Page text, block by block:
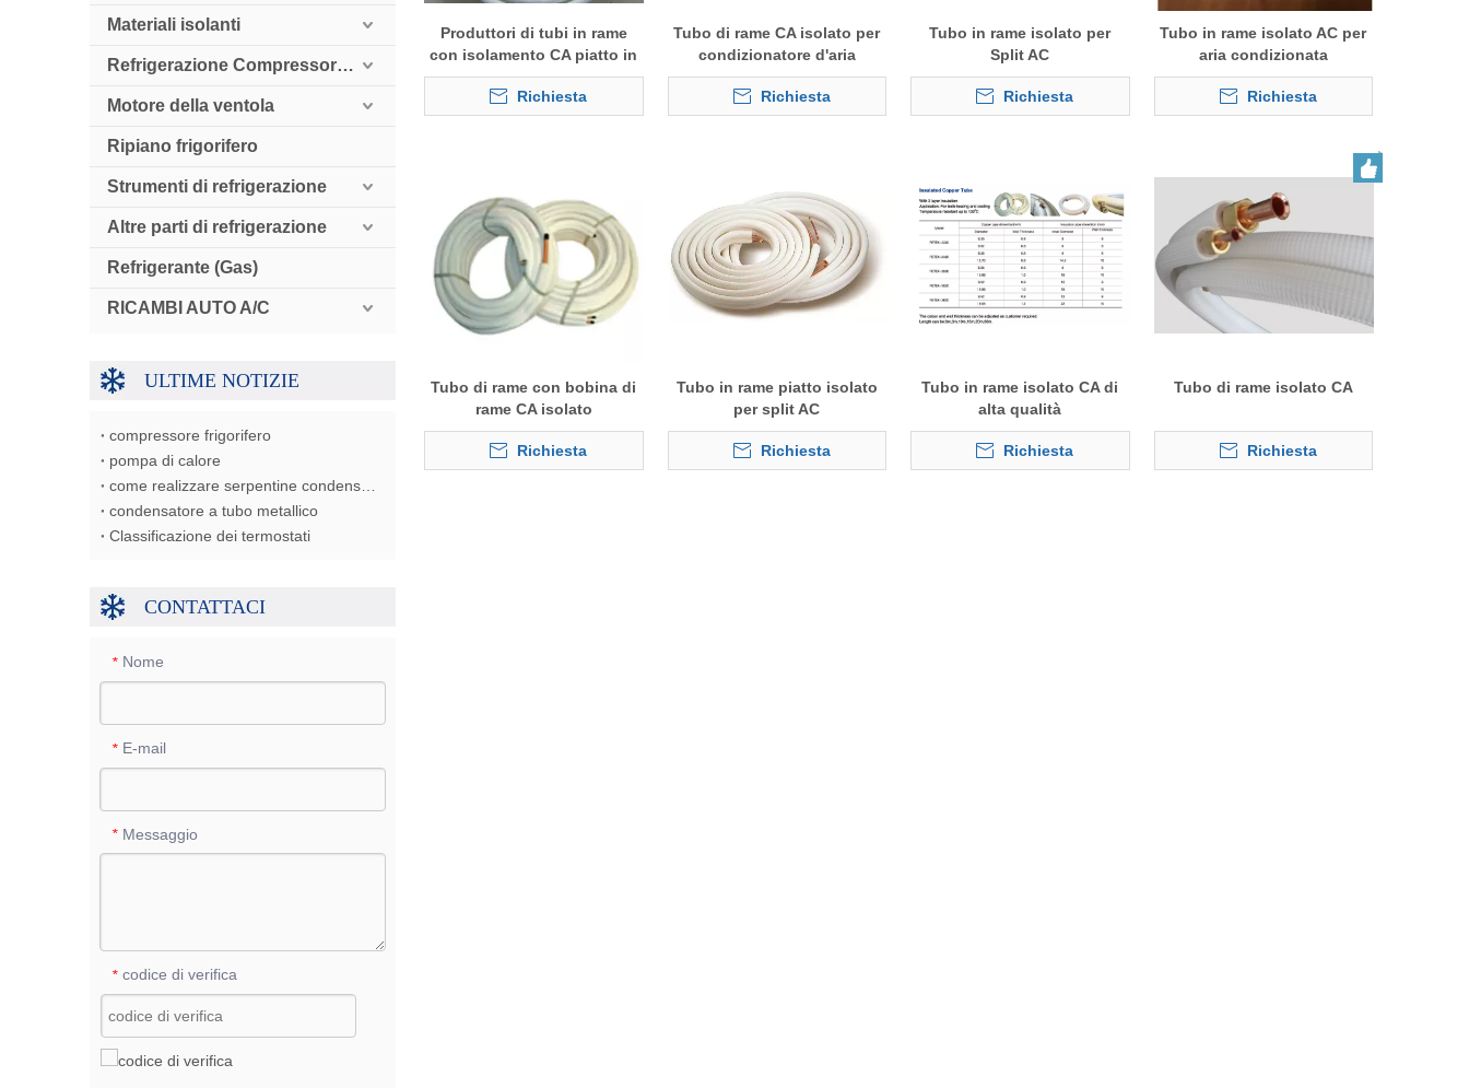
Materiali isolanti
Refrigerazione Compressore HollySnow
Motore della ventola
Ripiano frigorifero
Strumenti di refrigerazione
Altre parti di refrigerazione
Refrigerante (Gas)
RICAMBI AUTO A/C
ULTIME NOTIZIE
compressore frigorifero
pompa di calore
condensatore a tubo metallico
Classificazione dei termostati
CONTATTACI
* Nome
* E-mail
* Messaggio
* codice di verifica
Produttori di tubi in rame
con isolamento CA piatto in
alluminio
Richiesta
Tubo di rame CA isolato per
condizionatore d'aria
Richiesta
Tubo in rame isolato per
Split AC
Richiesta
Tubo in rame isolato AC per
aria condizionata
Richiesta
Tubo di rame con bobina di
rame CA isolato
Richiesta
Tubo in rame piatto isolato
per split AC
Richiesta
Tubo in rame isolato CA di
alta qualità
Richiesta
Tubo di rame isolato CA
Richiesta